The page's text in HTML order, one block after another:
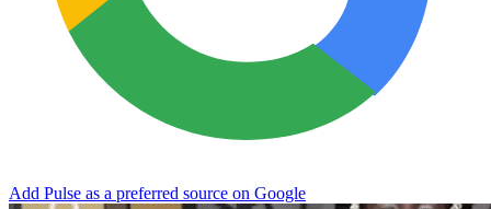
Add Pulse as a preferred source on Google